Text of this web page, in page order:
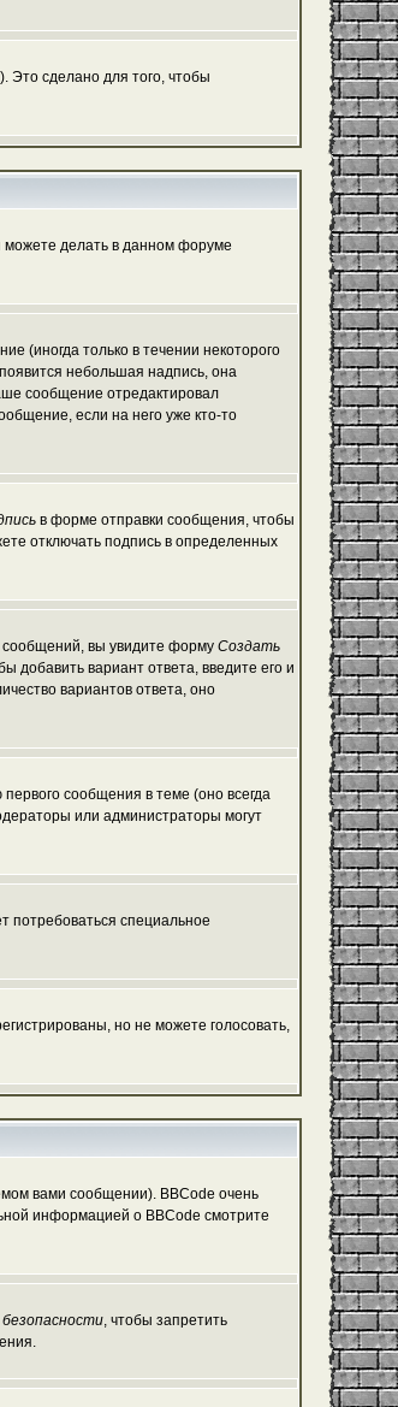
Это сделано для того, чтобы
можете делать в данном форуме
(иногда только в течении некоторого
небольшая надпись, она
сообщение отредактировал
если на него уже кто-то
в форме отправки сообщения, чтобы
отключать подпись в определенных
сообщений, вы увидите форму Создать
добавить вариант ответа, введите его и
вариантов ответа, оно
сообщения в теме (оно всегда
или администраторы могут
потребоваться специальное
но не можете голосовать,
вами сообщении). BBCode очень
информацией о BBCode смотрите
безопасности, чтобы запретить